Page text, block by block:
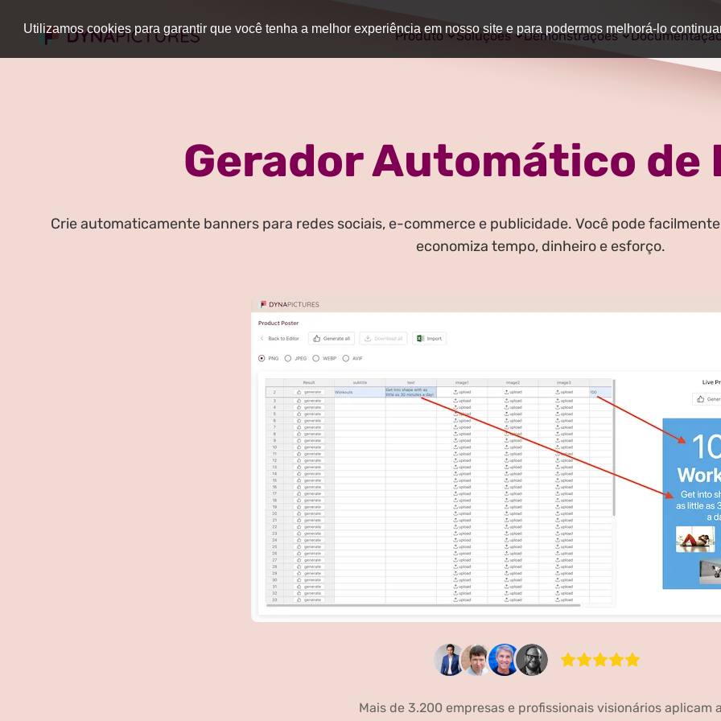
Utilizamos cookies para garantir que você tenha a melhor experiência em nosso site e para podermos melhorá-lo
Produto Soluções Demonstrações
Gerador Automático de
Crie automaticamente banners para redes sociais, e-commerce e publicidade. Você pode
economiza tempo, dinheiro e esforço.
Mais de 3.200 empresas e profissionais visionários aplicam